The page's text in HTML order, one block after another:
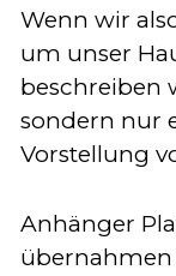
Wenn wir
um unser
beschreiben
sondern nur
Vorstellung
Anhänger
übernahmen